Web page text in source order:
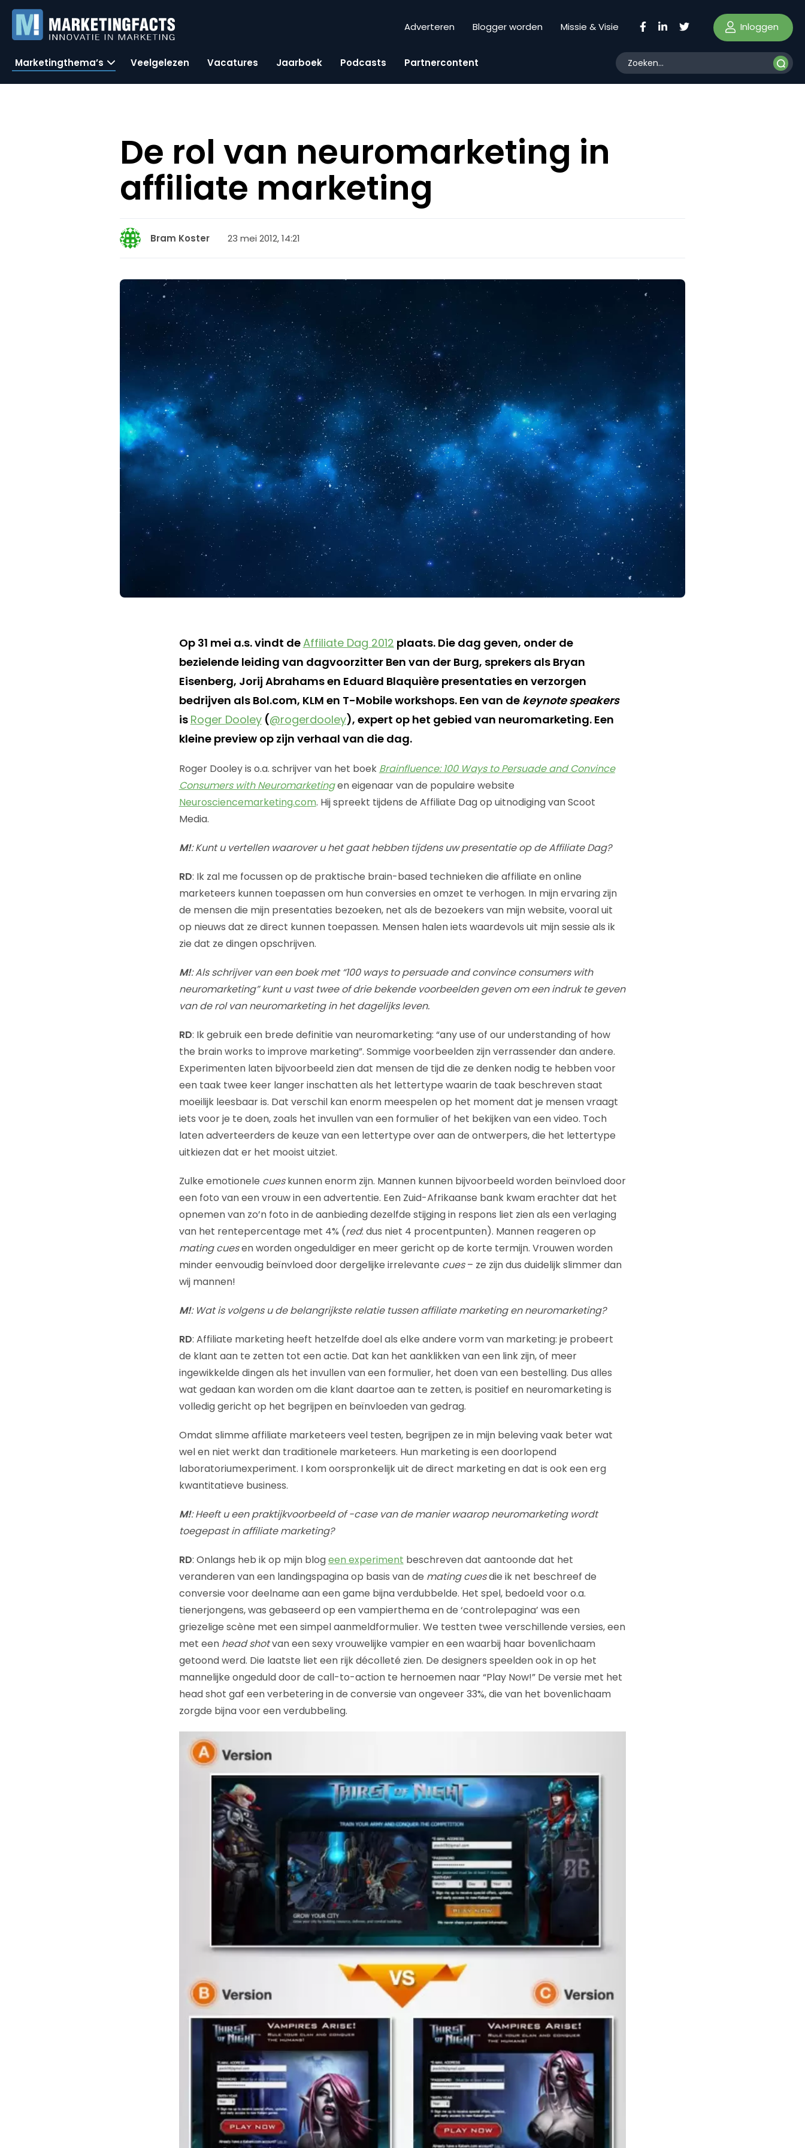
Adverteren Blogger worden Missie & Visie Inloggen
Marketingthema’s Veelgelezen Vacatures Jaarboek Podcasts Partnercontent
De rol van neuromarketing in
affiliate marketing
Bram Koster 23 mei 2012, 14:21
Op 31 mei a.s. vindt deAffiliate Dag 2012 plaats. Die dag geven, onder de
bezielende leiding van dagvoorzitter Ben van der Burg, sprekers als Bryan
Eisenberg, Jorij Abrahams en Eduard Blaquière presentaties en verzorgen
bedrijven als Bol.com, KLM en T-Mobile workshops. Een van de keynote speakers
is Roger Dooley(@rogerdooley), expert op het gebied van neuromarketing. Een
kleine preview op zijn verhaal van die dag.
Roger Dooley is o.a. schrijver van het boek Brainfluence: 100 Ways to Persuade and Convince
Consumers with Neuromarketingen eigenaar van de populaire website
Neurosciencemarketing.com. Hij spreekt tijdens de Affiliate Dag op uitnodiging van Scoot
Media.
M!: Kunt u vertellen waarover u het gaat hebben tijdens uw presentatie op de Affiliate Dag?
RD: Ik zal me focussen op de praktische brain-based technieken die affiliate en online
marketeers kunnen toepassen om hun conversies en omzet te verhogen. In mijn ervaring zijn
de mensen die mijn presentaties bezoeken, net als de bezoekers van mijn website, vooral uit
op nieuws dat ze direct kunnen toepassen. Mensen halen iets waardevols uit mijn sessie als ik
zie dat ze dingen opschrijven.
M!: Als schrijver van een boek met “100 ways to persuade and convince consumers with
neuromarketing” kunt u vast twee of drie bekende voorbeelden geven om een indruk te geven
van de rol van neuromarketing in het dagelijks leven.
RD: Ik gebruik een brede definitie van neuromarketing: “any use of our understanding of how
the brain works to improve marketing”. Sommige voorbeelden zijn verrassender dan andere.
Experimenten laten bijvoorbeeld zien dat mensen de tijd die ze denken nodig te hebben voor
een taak twee keer langer inschatten als het lettertype waarin de taak beschreven staat
moeilijk leesbaar is. Dat verschil kan enorm meespelen op het moment dat je mensen vraagt
iets voor je te doen, zoals het invullen van een formulier of het bekijken van een video. Toch
laten adverteerders de keuze van een lettertype over aan de ontwerpers, die het lettertype
uitkiezen dat er het mooist uitziet.
Zulke emotionele cueskunnen enorm zijn. Mannen kunnen bijvoorbeeld worden beïnvloed door
een foto van een vrouw in een advertentie. Een Zuid-Afrikaanse bank kwam erachter dat het
opnemen van zo’n foto in de aanbieding dezelfde stijging in respons liet zien als een verlaging
van het rentepercentage met 4% (red: dus niet 4 procentpunten). Mannen reageren op
mating cuesen worden ongeduldiger en meer gericht op de korte termijn. Vrouwen worden
minder eenvoudig beïnvloed door dergelijke irrelevante cues– ze zijn dus duidelijk slimmer dan
wij mannen!
M!: Wat is volgens u de belangrijkste relatie tussen affiliate marketing en neuromarketing?
RD: Affiliate marketing heeft hetzelfde doel als elke andere vorm van marketing: je probeert
de klant aan te zetten tot een actie. Dat kan het aanklikken van een link zijn, of meer
ingewikkelde dingen als het invullen van een formulier, het doen van een bestelling. Dus alles
wat gedaan kan worden om die klant daartoe aan te zetten, is positief en neuromarketing is
volledig gericht op het begrijpen en beïnvloeden van gedrag.
Omdat slimme affiliate marketeers veel testen, begrijpen ze in mijn beleving vaak beter wat
wel en niet werkt dan traditionele marketeers. Hun marketing is een doorlopend
laboratoriumexperiment. I kom oorspronkelijk uit de direct marketing en dat is ook een erg
kwantitatieve business.
M!: Heeft u een praktijkvoorbeeld of -case van de manier waarop neuromarketing wordt
toegepast in affiliate marketing?
RD: Onlangs heb ik op mijn blogeen experiment beschreven dat aantoonde dat het
veranderen van een landingspagina op basis van de mating cuesdie ik net beschreef de
conversie voor deelname aan een game bijna verdubbelde. Het spel, bedoeld voor o.a.
tienerjongens, was gebaseerd op een vampierthema en de ‘controlepagina’ was een
griezelige scène met een simpel aanmeldformulier. We testten twee verschillende versies, een
met een head shotvan een sexy vrouwelijke vampier en een waarbij haar bovenlichaam
getoond werd. Die laatste liet een rijk décolleté zien. De designers speelden ook in op het
mannelijke ongeduld door de call-to-action te hernoemen naar “Play Now!” De versie met het
head shot gaf een verbetering in de conversie van ongeveer 33%, die van het bovenlichaam
zorgde bijna voor een verdubbeling.